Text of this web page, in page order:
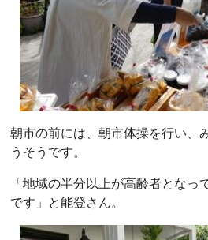
朝市の前には、朝市体操を行い、
うそうです。
「地域の半分以上が高齢者となっ
です」と能登さん。